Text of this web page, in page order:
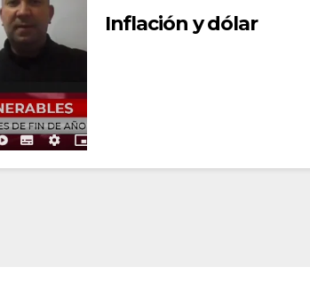
Inflación y dólar